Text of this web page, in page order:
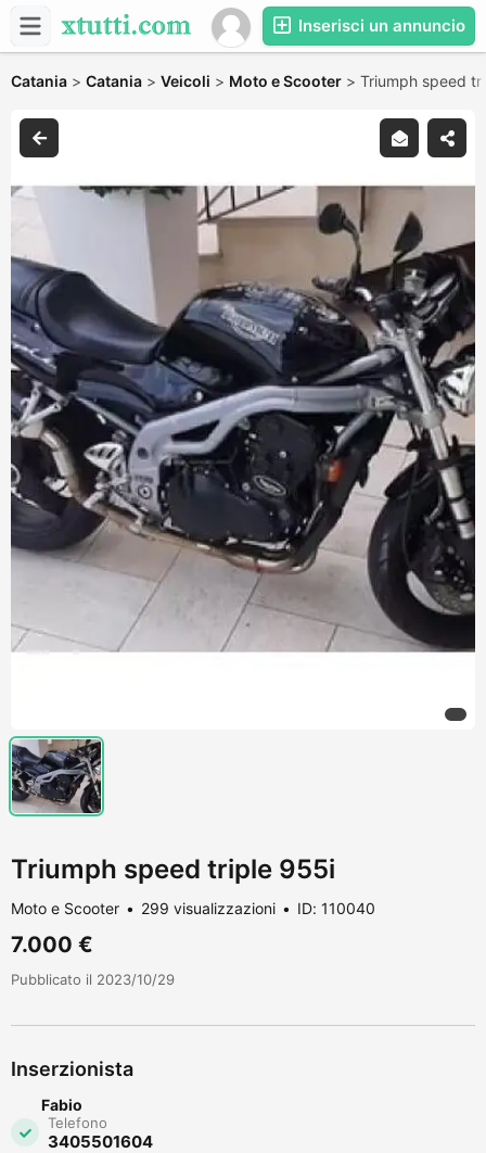
Inserisci un annuncio
Catania > Catania > Veicoli > Moto e Scooter > Triumph speed
Triumph speed triple 955i
Moto e Scooter 299 visualizzazioni ID: 110040
7.000 €
Pubblicato il 2023/10/29
Inserzionista
Fabio
Telefono
3405501604